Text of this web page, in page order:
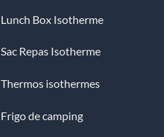
Lunch Box Isotherme
Sac Repas Isotherme
Thermos isothermes
Frigo de camping